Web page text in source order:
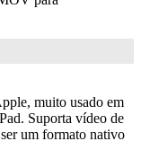
muito usado em
Suporta vídeo de
um formato nativo